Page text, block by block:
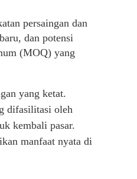
persaingan dan
dan potensi
(MOQ) yang
yang ketat.
difasilitasi oleh
kembali pasar.
manfaat nyata di